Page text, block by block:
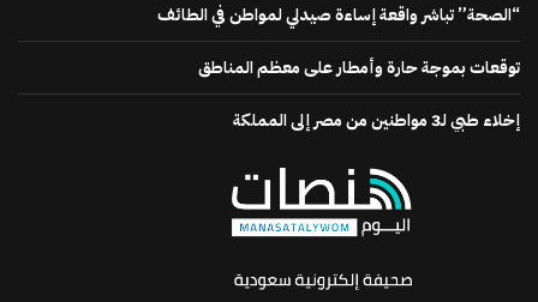
“الصحة” تباشر واقعة إساءة صيدلي لمواطن في الطائف
توقعات بموجة حارة وأمطار على معظم المناطق
إخلاء طبي لـ3 مواطنين من مصر إلى المملكة